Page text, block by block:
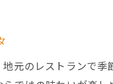
川口市
元のレストランで